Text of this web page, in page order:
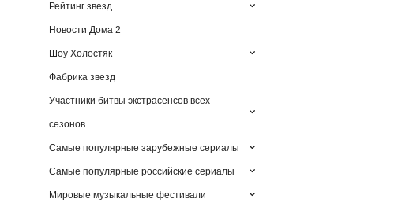
Рейтинг звезд
Новости Дома 2
Шоу Холостяк
Фабрика звезд
Участники битвы экстрасенсов всех
сезонов
Самые популярные зарубежные сериалы
Самые популярные российские сериалы
Мировые музыкальные фестивали